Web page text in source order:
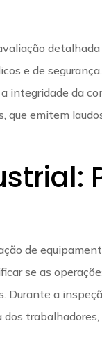
e de
integridade da
que emitem
de
se as
Durante a